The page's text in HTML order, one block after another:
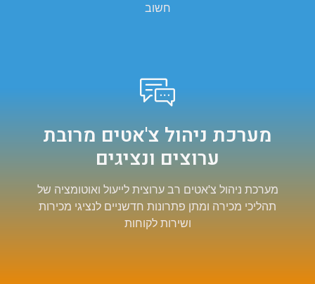
חשוב
מערכת ניהול צ'אטים מרובת
ערוצים ונציגים
מערכת ניהול צ'אטים רב ערוצית לייעול ואוטומציה של
תהליכי מכירה ומתן פתרונות חדשניים לנציגי מכירות
ושירות לקוחות